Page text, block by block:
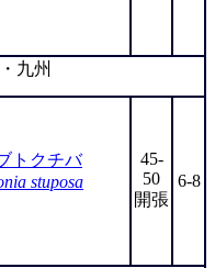
九州
トクチバ
stuposa
45-
50
開張
6-8